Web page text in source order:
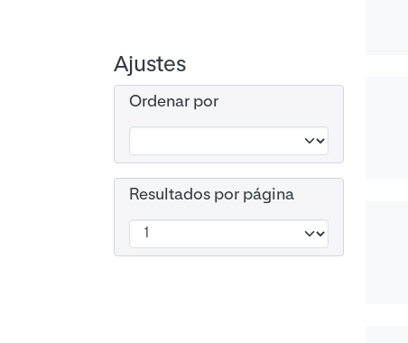
Ajustes
Ordenar por
Resultados por página